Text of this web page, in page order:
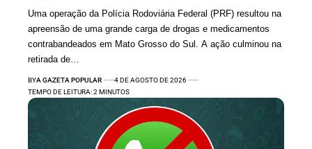
Uma operação da Polícia Rodoviária Federal (PRF) resultou na
apreensão de uma grande carga de drogas e medicamentos
contrabandeados em Mato Grosso do Sul. A ação culminou na
retirada de…
BYA GAZETA POPULAR
4 DE AGOSTO DE 2026
TEMPO DE LEITURA: 2 MINUTOS